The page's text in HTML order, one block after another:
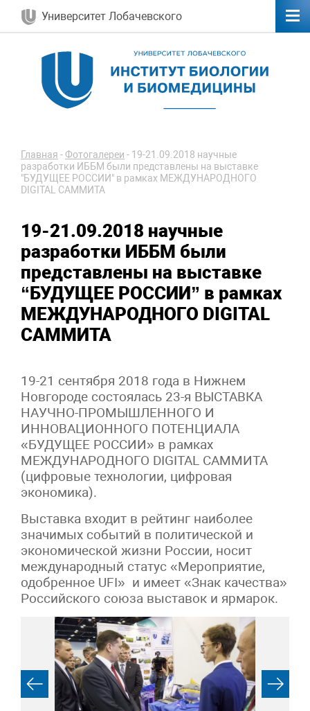
Университет Лобачевского
Главная -Фотогалереи - 19-21.09.2018 научные
разработки ИББМ были представлены на выставке
"БУДУЩЕЕ РОССИИ" в рамках МЕЖДУНАРОДНОГО
DIGITAL САММИТА
19-21.09.2018 научные
разработки ИББМ были
представлены на выставке
“БУДУЩЕЕ РОССИИ” в рамках
МЕЖДУНАРОДНОГО DIGITAL
САММИТА
19-21 сентября 2018 года в Нижнем
Новгороде состоялась 23-я ВЫСТАВКА
НАУЧНО-ПРОМЫШЛЕННОГО И
ИННОВАЦИОННОГО ПОТЕНЦИАЛА
«БУДУЩЕЕ РОССИИ» в рамках
МЕЖДУНАРОДНОГО DIGITAL САММИТА
(цифровые технологии, цифровая
экономика).
Выставка входит в рейтинг наиболее
значимых событий в политической и
экономической жизни России, носит
международный статус «Мероприятие,
одобренное UFI» и имеет «Знак качества»
Российского союза выставок и ярмарок.